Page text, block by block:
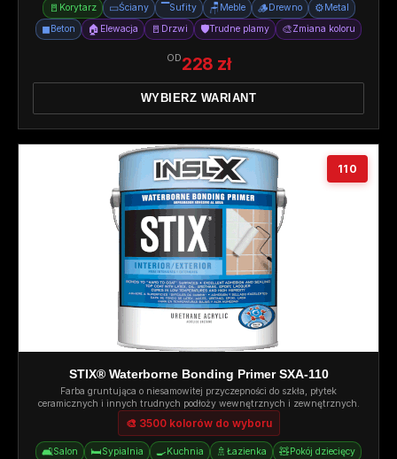
🚪 Korytarz ▭Ściany ▔Sufity 🪑 Meble 🪵Drewno ⚙️Metal
◼Beton 🏠 Elewacja 🚪 Drzwi 🛡️Trudne plamy 🎨Zmiana koloru
OD228 zł
WYBIERZ WARIANT
110
STIX® Waterborne Bonding Primer SXA-110
Farba gruntująca o niesamowitej przyczepności do szkła, płytek
ceramicznych i innych trudnych podłoży wewnętrznych i zewnętrznych.
🎨 3500 kolorów do wyboru
🛋️Salon 🛏️Sypialnia 🍳Kuchnia 🚿 Łazienka 🧸Pokój dziecięcy